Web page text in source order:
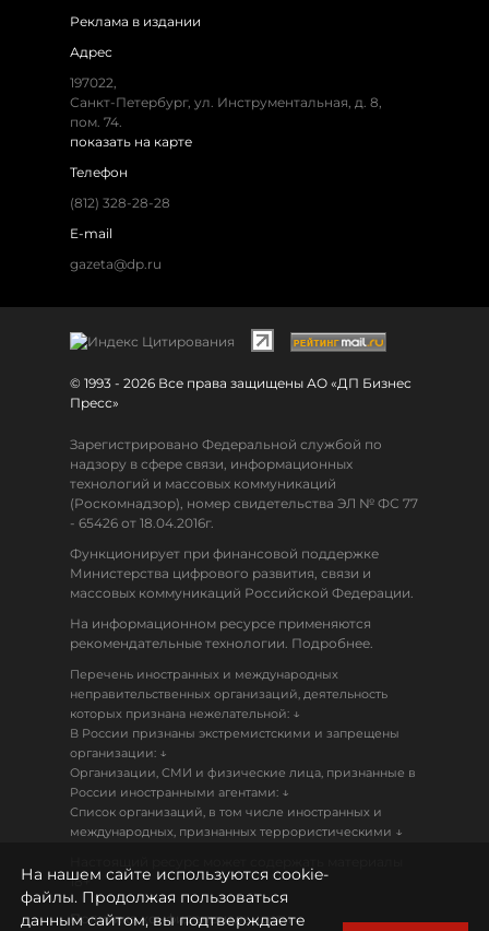
Реклама в издании
Адрес
197022,
Санкт-Петербург, ул. Инструментальная, д. 8,
пом. 74.
показать на карте
Телефон
(812) 328-28-28
E-mail
gazeta@dp.ru
© 1993 - 2026 Все права защищены АО «ДП Бизнес
Пресс»
Зарегистрировано Федеральной службой по
надзору в сфере связи, информационных
технологий и массовых коммуникаций
(Роскомнадзор), номер свидетельства ЭЛ № ФС 77
- 65426 от 18.04.2016г.
Функционирует при финансовой поддержке
Министерства цифрового развития, связи и
массовых коммуникаций Российской Федерации.
На информационном ресурсе применяются
рекомендательные технологии. Подробнее.
Перечень иностранных и международных
неправительственных организаций, деятельность
которых признана нежелательной: ↓
В России признаны экстремистскими и запрещены
организации: ↓
Организации, СМИ и физические лица, признанные в
России иностранными агентами: ↓
Список организаций, в том числе иностранных и
международных, признанных террористическими ↓
18+
Политика конфиденциальности
На нашем сайте используются cookie-
файлы. Продолжая пользоваться
данным сайтом, вы подтверждаете